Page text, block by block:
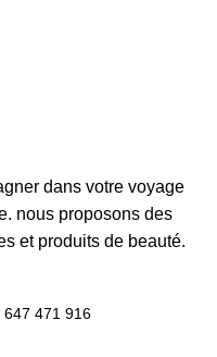
dans votre voyage
nous proposons des
et produits de beauté.
471 916